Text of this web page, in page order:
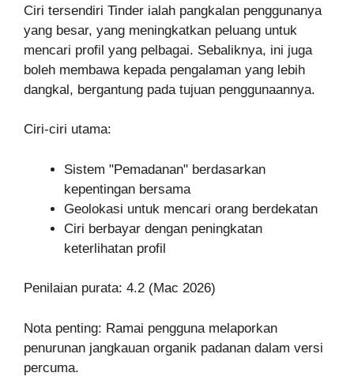
Ciri tersendiri Tinder ialah pangkalan penggunanya
yang besar, yang meningkatkan peluang untuk
mencari profil yang pelbagai. Sebaliknya, ini juga
boleh membawa kepada pengalaman yang lebih
dangkal, bergantung pada tujuan penggunaannya.
Ciri-ciri utama:
Sistem "Pemadanan" berdasarkan
kepentingan bersama
Geolokasi untuk mencari orang berdekatan
Ciri berbayar dengan peningkatan
keterlihatan profil
Penilaian purata: 4.2 (Mac 2026)
Nota penting: Ramai pengguna melaporkan
penurunan jangkauan organik padanan dalam versi
percuma.